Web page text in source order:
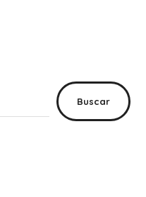
Buscar